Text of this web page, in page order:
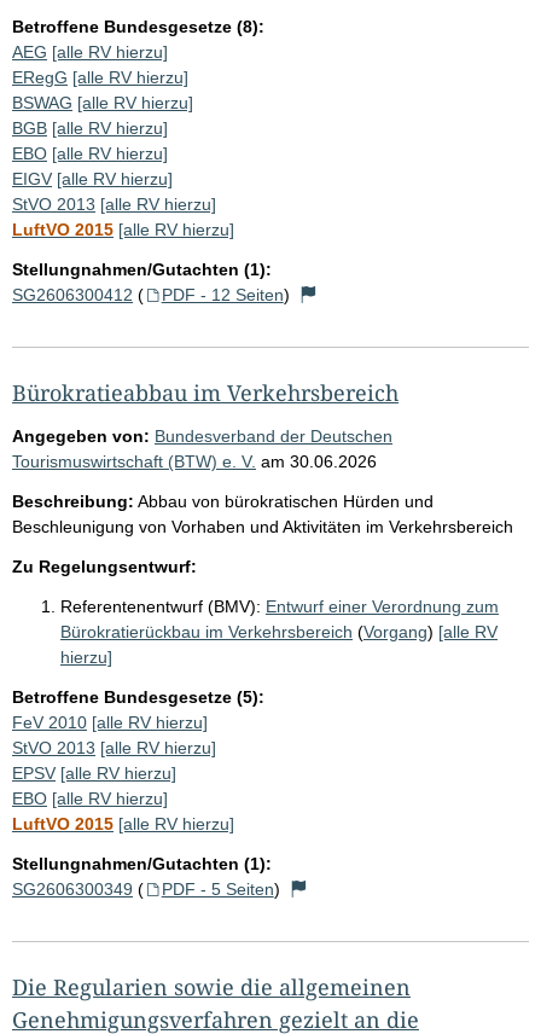
Betroffene Bundesgesetze (8):
AEG [alle RV hierzu]
ERegG [alle RV hierzu]
BSWAG [alle RV hierzu]
BGB [alle RV hierzu]
EBO [alle RV hierzu]
EIGV [alle RV hierzu]
StVO 2013 [alle RV hierzu]
LuftVO 2015 [alle RV hierzu]
Stellungnahmen/Gutachten (1):
SG2606300412 ( PDF - 12 Seiten)
Bürokratieabbau im Verkehrsbereich
Angegeben von: Bundesverband der Deutschen
Tourismuswirtschaft (BTW) e. V. am 30.06.2026
Beschreibung: Abbau von bürokratischen Hürden und
Beschleunigung von Vorhaben und Aktivitäten im Verkehrsbereich
Zu Regelungsentwurf:
Referentenentwurf (BMV): Entwurf einer Verordnung zum
Bürokratierückbau im Verkehrsbereich (Vorgang) [alle RV
hierzu]
Betroffene Bundesgesetze (5):
FeV 2010 [alle RV hierzu]
StVO 2013 [alle RV hierzu]
EPSV [alle RV hierzu]
EBO [alle RV hierzu]
LuftVO 2015 [alle RV hierzu]
Stellungnahmen/Gutachten (1):
SG2606300349 ( PDF - 5 Seiten)
Die Regularien sowie die allgemeinen
Genehmigungsverfahren gezielt an die